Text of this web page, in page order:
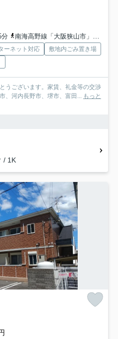
分
南海高野線「大阪狭山市」駅 徒歩27分
ーネット対応
敷地内ごみ置き場
うございます。家賃、礼金等の交渉
、河内長野市、堺市、富田... もっと
/ 1K